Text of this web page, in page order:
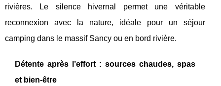
rivières. Le silence hivernal permet une véritable
reconnexion avec la nature, idéale pour un séjour
camping dans le massif Sancy ou en bord rivière.
Détente après l’effort : sources chaudes, spas
et bien-être